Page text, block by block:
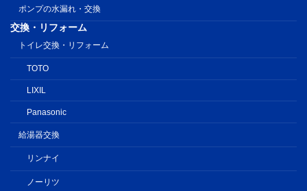
ポンプの水漏れ・交換
交換・リフォーム
トイレ交換・リフォーム
TOTO
LIXIL
Panasonic
給湯器交換
リンナイ
ノーリツ